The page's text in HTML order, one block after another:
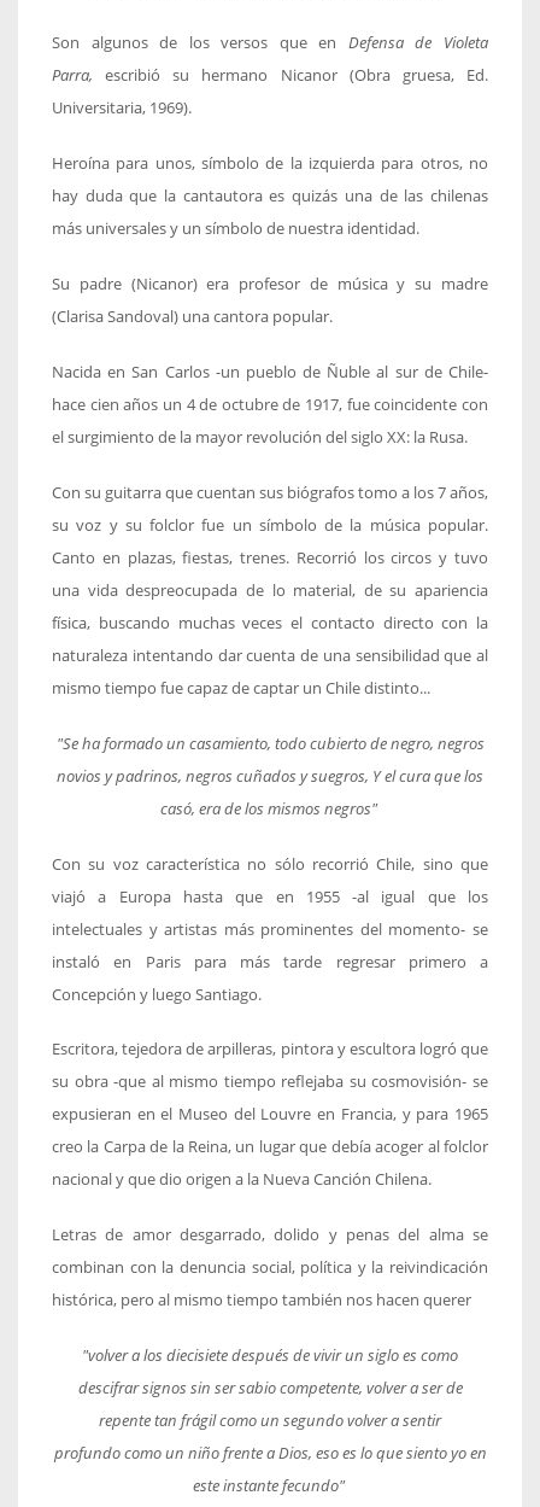
Son algunos de los versos que en Defensa de Violeta
Parra,escribió su hermano Nicanor (Obra gruesa, Ed.
Universitaria, 1969).
Heroína para unos, símbolo de la izquierda para otros, no
hay duda que la cantautora es quizás una de las chilenas
más universales y un símbolo de nuestra identidad.
Su padre (Nicanor) era profesor de música y su madre
(Clarisa Sandoval) una cantora popular.
Nacida en San Carlos -un pueblo de Ñuble al sur de Chile-
hace cien años un 4 de octubre de 1917, fue coincidente con
el surgimiento de la mayor revolución del siglo XX: la Rusa.
Con su guitarra que cuentan sus biógrafos tomo a los 7 años,
su voz y su folclor fue un símbolo de la música popular.
Canto en plazas, fiestas, trenes. Recorrió los circos y tuvo
una vida despreocupada de lo material, de su apariencia
física, buscando muchas veces el contacto directo con la
naturaleza intentando dar cuenta de una sensibilidad que al
mismo tiempo fue capaz de captar un Chile distinto...
"Se ha formado un casamiento, todo cubierto de negro, negros
novios y padrinos, negros cuñados y suegros, Y el cura que los
casó, era de los mismos negros"
Con su voz característica no sólo recorrió Chile, sino que
viajó a Europa hasta que en 1955 -al igual que los
intelectuales y artistas más prominentes del momento- se
instaló en Paris para más tarde regresar primero a
Concepción y luego Santiago.
Escritora, tejedora de arpilleras, pintora y escultora logró que
su obra -que al mismo tiempo reflejaba su cosmovisión- se
expusieran en el Museo del Louvre en Francia, y para 1965
creo la Carpa de la Reina, un lugar que debía acoger al folclor
nacional y que dio origen a la Nueva Canción Chilena.
Letras de amor desgarrado, dolido y penas del alma se
combinan con la denuncia social, política y la reivindicación
histórica, pero al mismo tiempo también nos hacen querer
"volver a los diecisietedespués de vivir un sigloes como
descifrar signos sin ser sabio competente, volver a ser de
repentetan frágil como un segundovolver a sentir
profundocomo un niño frente a Dios, eso es lo que siento yoen
este instante fecundo"